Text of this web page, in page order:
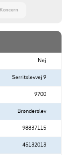
Koncern
Nej
Serritslevvej 9
9700
Brønderslev
98837115
45132013